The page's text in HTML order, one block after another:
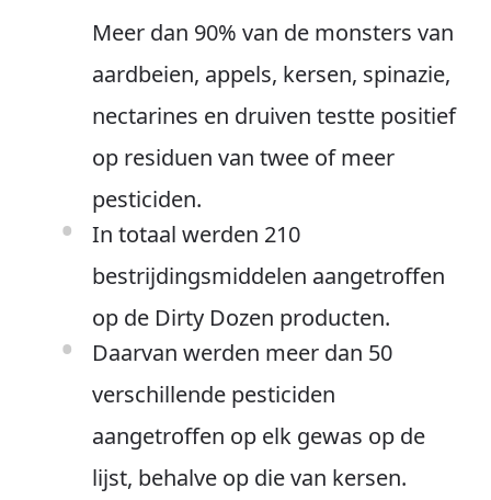
Meer dan 90% van de monsters van
aardbeien, appels, kersen, spinazie,
nectarines en druiven testte positief
op residuen van twee of meer
pesticiden.
In totaal werden 210
bestrijdingsmiddelen aangetroffen
op de Dirty Dozen producten.
Daarvan werden meer dan 50
verschillende pesticiden
aangetroffen op elk gewas op de
lijst, behalve op die van kersen.